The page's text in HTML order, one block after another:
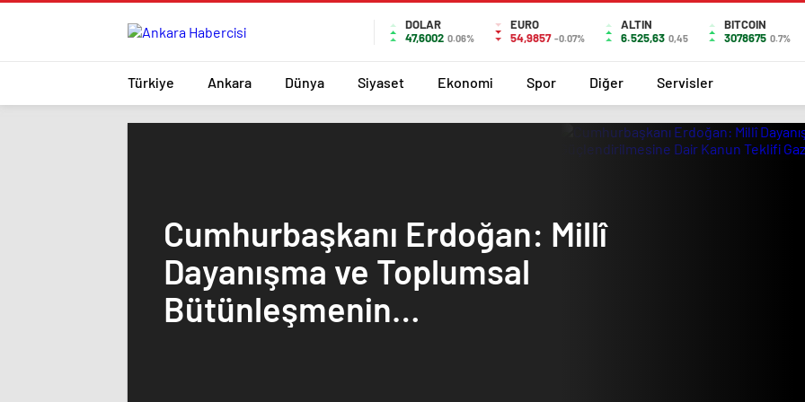
DOLAR
47,6002 0.06%
EURO
54,9857 -0.07%
ALTIN
6.525,63 0,45
BITCOIN
3078675 0.7%
Türkiye Ankara Dünya Siyaset Ekonomi Spor Diğer Servisler
Cumhurbaşkanı Erdoğan: Millî
Dayanışma ve Toplumsal
Bütünleşmenin